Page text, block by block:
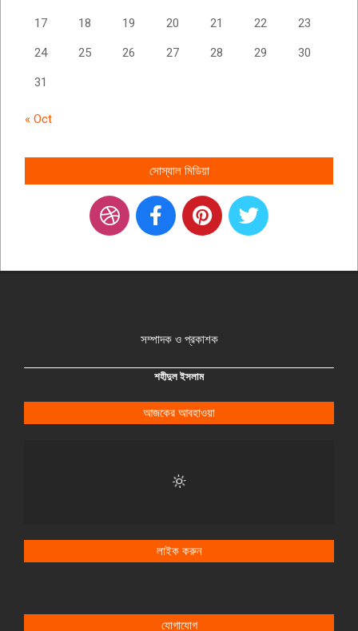
17 18 19 20 21 22 23
24 25 26 27 28 29 30
31
« Oct
সোস্যাল মিডিয়া
সম্পাদক ও প্রকাশক
শহীদুল ইসলাম
আজকের আবহাওয়া
লাইক করুন
যোগাযোগ